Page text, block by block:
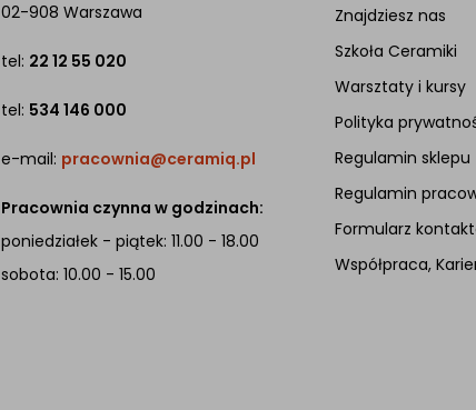
02-908 Warszawa
tel: 22 12 55 020
tel: 534 146 000
e-mail: pracownia@ceramiq.pl
Pracownia czynna w godzinach:
poniedziałek - piątek: 11.00 - 18.00
sobota: 10.00 - 15.00
Znajdziesz nas
Szkoła Ceramiki
Warsztaty i kursy
Polityka
Regulamin sklepu
Regulamin
Formularz
Współpraca,